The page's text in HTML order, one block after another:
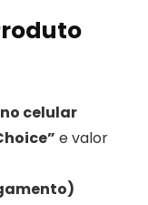
celular
e valor